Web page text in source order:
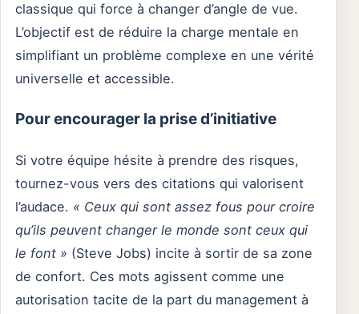
classique qui force à changer d’angle de vue.
L’objectif est de réduire la charge mentale en
simplifiant un problème complexe en une vérité
universelle et accessible.
Pour encourager la prise d’initiative
Si votre équipe hésite à prendre des risques,
tournez-vous vers des citations qui valorisent
l’audace. « Ceux qui sont assez fous pour croire
qu’ils peuvent changer le monde sont ceux qui
le font » (Steve Jobs) incite à sortir de sa zone
de confort. Ces mots agissent comme une
autorisation tacite de la part du management à